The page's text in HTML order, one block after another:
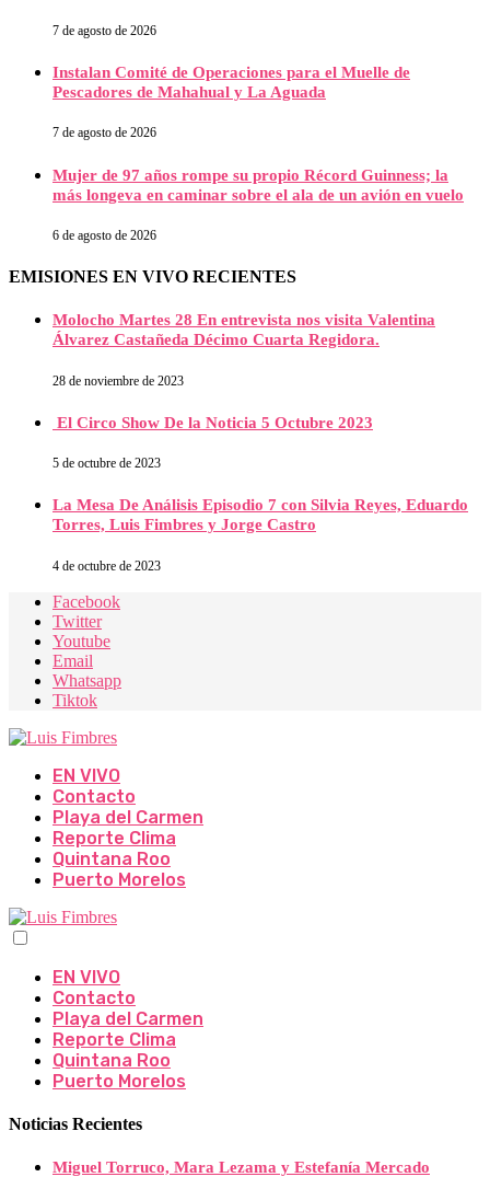
7 de agosto de 2026
Instalan Comité de Operaciones para el Muelle de
Pescadores de Mahahual y La Aguada
7 de agosto de 2026
Mujer de 97 años rompe su propio Récord Guinness; la
más longeva en caminar sobre el ala de un avión en vuelo
6 de agosto de 2026
EMISIONES EN VIVO RECIENTES
Molocho Martes 28 En entrevista nos visita Valentina
Álvarez Castañeda Décimo Cuarta Regidora.
28 de noviembre de 2023
El Circo Show De la Noticia 5 Octubre 2023
5 de octubre de 2023
La Mesa De Análisis Episodio 7 con Silvia Reyes, Eduardo
Torres, Luis Fimbres y Jorge Castro
4 de octubre de 2023
Facebook
Twitter
Youtube
Email
Whatsapp
Tiktok
EN VIVO
Contacto
Playa del Carmen
Reporte Clima
Quintana Roo
Puerto Morelos
EN VIVO
Contacto
Playa del Carmen
Reporte Clima
Quintana Roo
Puerto Morelos
Noticias Recientes
Miguel Torruco, Mara Lezama y Estefanía Mercado